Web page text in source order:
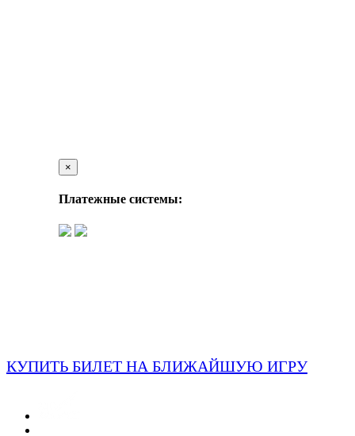
×
Платежные системы:
КУПИТЬ БИЛЕТ НА БЛИЖАЙШУЮ ИГРУ